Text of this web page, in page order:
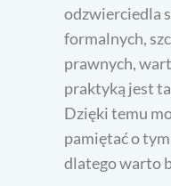
odzwierciedla
formalnych,
prawnych,
praktyką jest
Dzięki temu
pamiętać o
dlatego warto